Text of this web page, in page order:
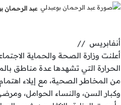
عبد الرحمان
أنفابريس //
أعلنت وزارة الصحة والحماية
الحرارة التي تشهدها عدة مناطق
من المخاطر الصحية، مع إيلاء
وكبار السن، والنساء الحوامل،